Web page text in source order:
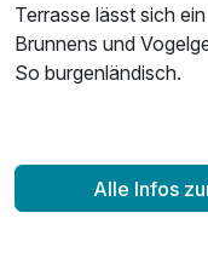
Terrasse lässt sich
Brunnens und
So burgenländisch.
Alle Infos